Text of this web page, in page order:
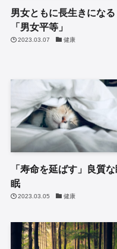
男女ともに長生きになる
「男女平等」
2023.03.07 健康
「寿命を延ばす」良質
眠
2023.03.05 健康